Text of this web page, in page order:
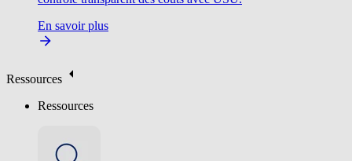
En savoir plus
Ressources
Ressources